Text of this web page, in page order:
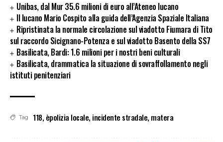
Unibas, dal Mur 35.6 milioni di euro all’Ateneo lucano
Il lucano Mario Cospito alla guida dell’Agenzia Spaziale Italiana
Ripristinata la normale circolazione sul viadotto Fiumara di Tito
sul raccordo Sicignano-Potenza e sul viadotto Basento della SS7
Basilicata, Bardi: 1.6 milioni per i nostri beni culturali
Basilicata, drammatica la situazione di sovraffollamento negli
istituti penitenziari
Tag 118, èpolizia locale, incidente stradale, matera